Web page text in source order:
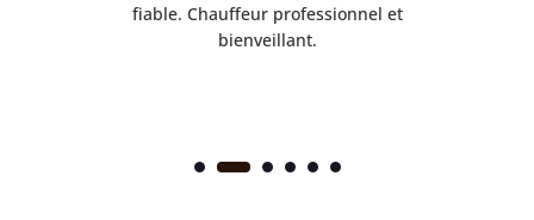
fiable. Chauffeur professionnel et
bienveillant.